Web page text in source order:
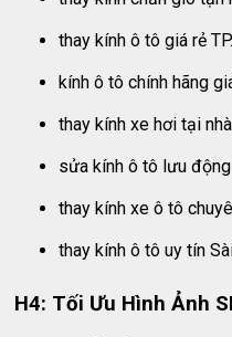
thay kính ô tô giá rẻ
kính ô tô chính hãng
thay kính xe hơi tại nhà
sửa kính ô tô lưu động
thay kính xe ô tô
thay kính ô tô uy tín
H4: Tối Ưu Hình Ảnh